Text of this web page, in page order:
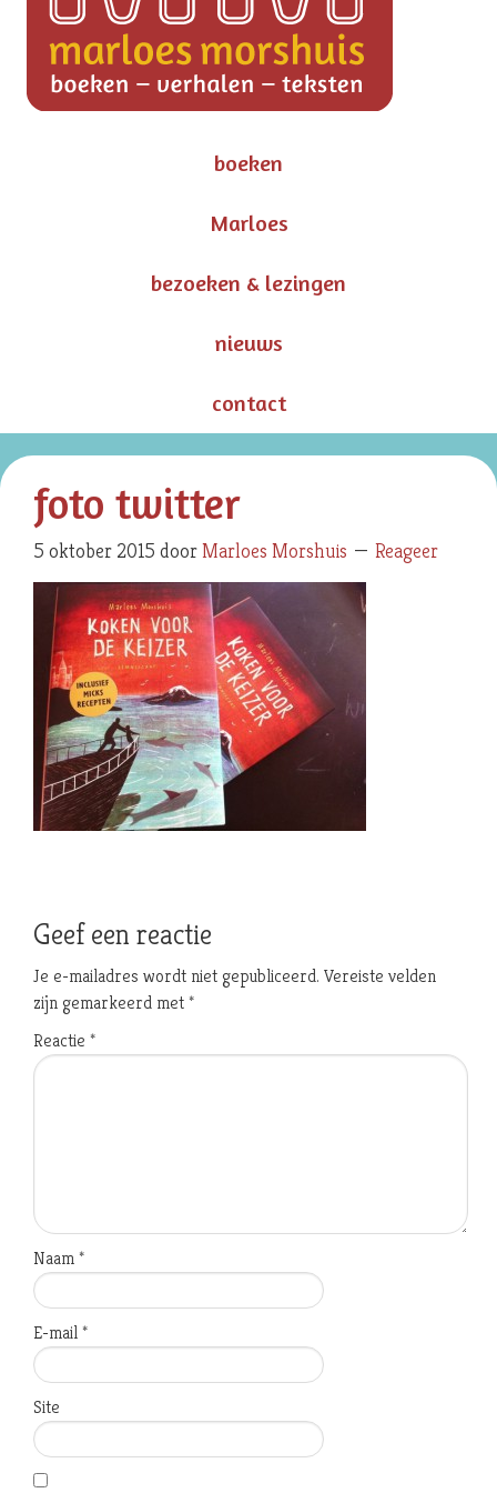
boeken
Marloes
bezoeken & lezingen
nieuws
contact
foto twitter
5 oktober 2015 doorMarloes Morshuis Reageer
Geef een reactie
Je e-mailadres wordt niet gepubliceerd. Vereiste velden
zijn gemarkeerd met*
Reactie *
Naam*
E-mail*
Site